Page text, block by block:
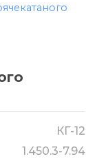
КГ-12
1.450.3-7.94